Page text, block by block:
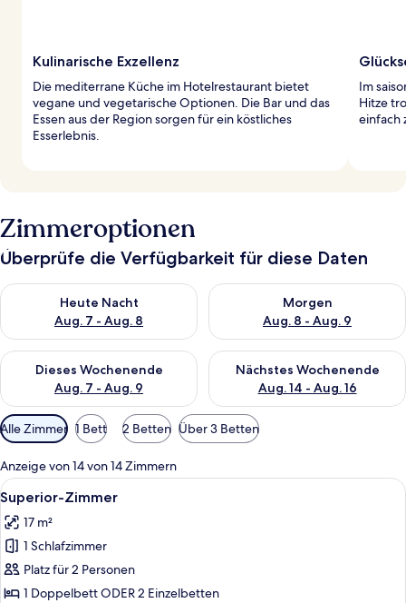
Kulinarische Exzellenz
Die mediterrane Küche im Hotelrestaurant bietet
vegane und vegetarische Optionen. Die Bar und das
Essen aus der Region sorgen für ein köstliches
Esserlebnis.
Im
Hitze
einfach
Zimmeroptionen
Überprüfe die Verfügbarkeit für diese Daten
Heute Nacht
Aug. 7 - Aug. 8
Überprüfe die Verfügbarkeit für heute Nacht, Aug. 7 - Aug. 8.
Morgen
Aug. 8 - Aug. 9
Überprüfe die Verfügbarkeit
Dieses Wochenende
Aug. 7 - Aug. 9
Überprüfe die Verfügbarkeit für dieses Wochenende, Aug. 7
Nächstes Wochenende
Aug. 14 - Aug. 16
Überprüfe die Verfügbarkeit
Verfügbare
Filter
für
Zimmer
Alle Zimmer 1 Bett 2 Betten Über 3 Betten
Anzeige von 14 von 14 Zimmern
Alle
Fotos
für
Superior-
Zimmer
anzeigen
Ein Hotelzimmer mit Bett,
9
Superior-Zimmer
17 m²
1 Schlafzimmer
Platz für 2 Personen
1 Doppelbett ODER 2 Einzelbetten